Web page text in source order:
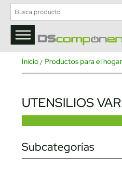
Inicio/ Productos para el hogar
UTENSILIOS
Subcategorías